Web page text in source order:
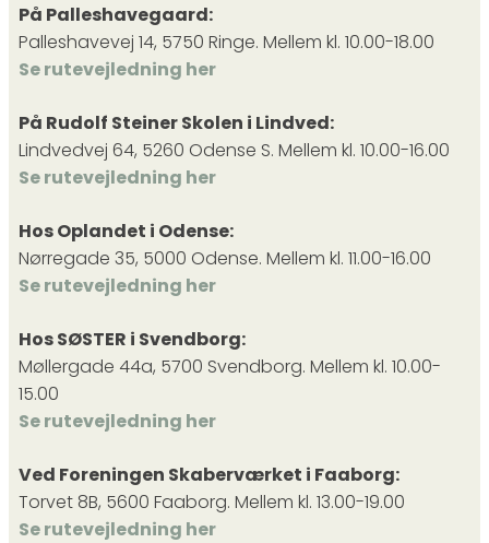
På Palleshavegaard:
Palleshavevej 14, 5750 Ringe. Mellem kl. 10.00-18.00
Se rutevejledning her
På Rudolf Steiner Skolen i Lindved:
Lindvedvej 64, 5260 Odense S. Mellem kl. 10.00-16.00
Se rutevejledning her
Hos Oplandet i Odense:
Nørregade 35, 5000 Odense. Mellem kl. 11.00-16.00
Se rutevejledning her
Hos SØSTER i Svendborg:
Møllergade 44a, 5700 Svendborg. Mellem kl. 10.00-
15.00
Se rutevejledning her
Ved Foreningen Skaberværket i Faaborg:
Torvet 8B, 5600 Faaborg. Mellem kl. 13.00-19.00
Se rutevejledning her